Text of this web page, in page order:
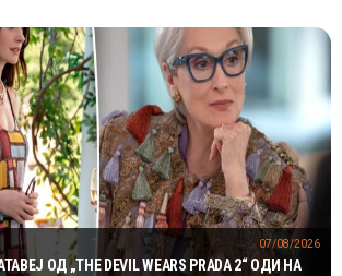
ОД „THE DEVIL WEARS PRADA 2“ ОДИ НА
07/08/2026